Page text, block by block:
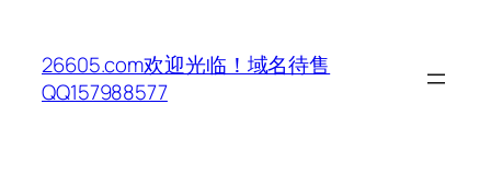
26605.com欢迎光临！域名待售
QQ157988577